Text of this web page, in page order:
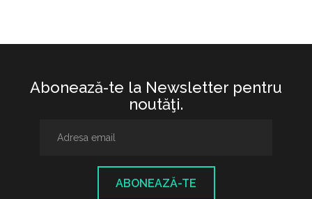
Abonează-te la Newsletter pentru
noutăţi.
ABONEAZĂ-TE